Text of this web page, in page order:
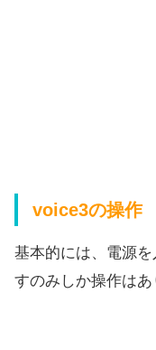
voice3の操作
基本的には、電源
すのみしか操作はあ